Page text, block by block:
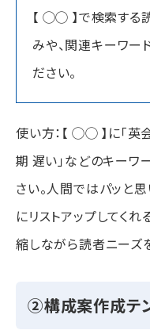
【 ◯◯ 】で検索する
みや、関連キーワー
ださい。
使い方：【 ◯◯ 】に「英
期 遅い」などのキーワ
さい。人間ではパッと
にリストアップしてく
縮しながら読者ニーズ
②構成案作成テ